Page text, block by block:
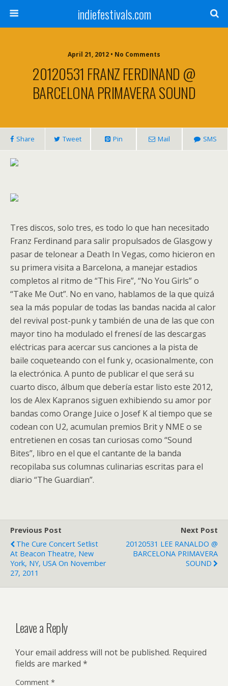
indiefestivals.com
April 21, 2012 • No Comments
20120531 FRANZ FERDINAND @
BARCELONA PRIMAVERA SOUND
Share Tweet Pin Mail SMS
Tres discos, solo tres, es todo lo que han necesitado
Franz Ferdinand para salir propulsados de Glasgow y
pasar de telonear a Death In Vegas, como hicieron en
su primera visita a Barcelona, a manejar estadios
completos al ritmo de “This Fire”, “No You Girls” o
“Take Me Out”. No en vano, hablamos de la que quizá
sea la más popular de todas las bandas nacida al calor
del revival post-punk y también de una de las que con
mayor tino ha modulado el frenesí de las descargas
eléctricas para acercar sus canciones a la pista de
baile coqueteando con el funk y, ocasionalmente, con
la electrónica. A punto de publicar el que será su
cuarto disco, álbum que debería estar listo este 2012,
los de Alex Kapranos siguen exhibiendo su amor por
bandas como Orange Juice o Josef K al tiempo que se
codean con U2, acumulan premios Brit y NME o se
entretienen en cosas tan curiosas como “Sound
Bites”, libro en el que el cantante de la banda
recopilaba sus columnas culinarias escritas para el
diario “The Guardian”.
Previous Post
The Cure Concert Setlist
At Beacon Theatre, New
York, NY, USA On November
27, 2011
Next Post
20120531 LEE RANALDO @
BARCELONA PRIMAVERA
SOUND
Leave a Reply
Your email address will not be published. Required
fields are marked *
Comment *